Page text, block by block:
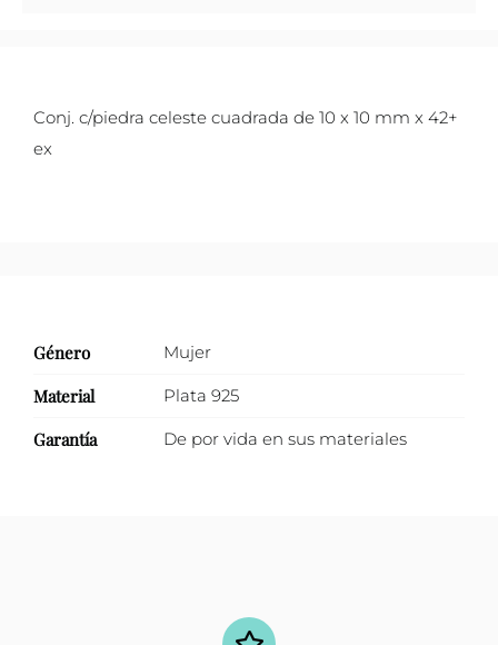
Conj. c/piedra celeste cuadrada de 10 x 10 mm x 42+
ex
Género Mujer
Material Plata 925
Garantía De por vida en sus materiales